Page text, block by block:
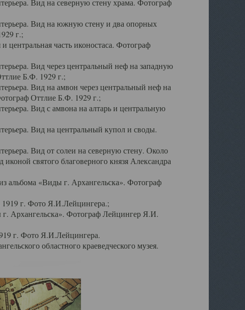
Вид на северную стену храма. Фотограф
Вид на южную стену и два опорных
г.;
часть иконостаса. Фотограф
Вид через центральный неф на западную
Б.Ф. 1929 г.;
Вид на амвон через центральный неф на
Оттлие Б.Ф. 1929 г.;
Вид с амвона на алтарь и центральную
Вид на центральный купол и своды.
Вид от солеи на северную стену. Около
святого благоверного князя Александра
«Виды г. Архангельска». Фотограф
г. Фото Я.И.Лейцингера.;
Архангельска». Фотограф Лейцингер Я.И.
г. Фото Я.И.Лейцингера.
областного краеведческого музея.